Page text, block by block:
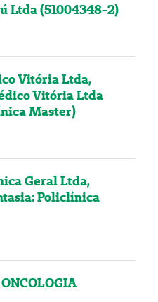
Ltda (51004348-2)
Vitória Ltda,
Vitória Ltda
Master)
Geral Ltda,
Policlínica